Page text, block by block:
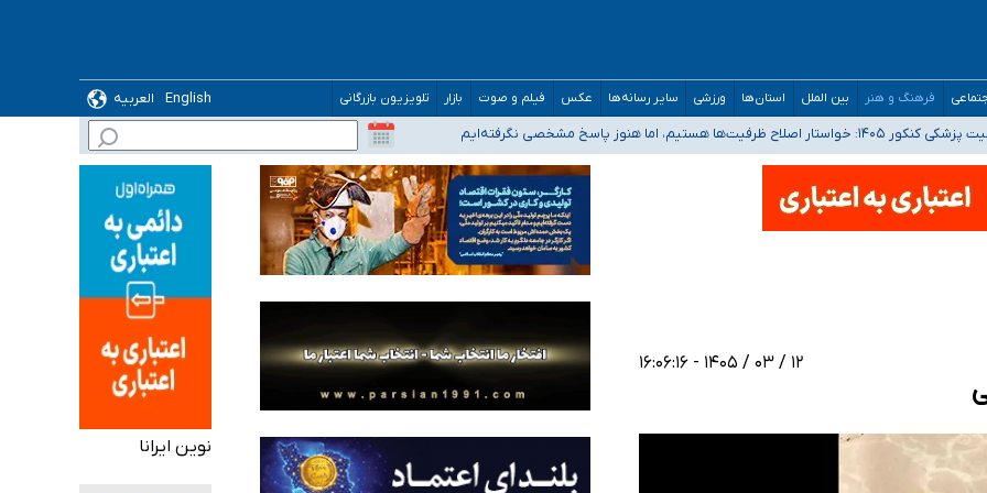
فرهنگ و هنر بین الملل استان‌ها ورزشی سایر رسانه‌ها عکس فیلم و صوت بازار تلویزیون بازرگانی English
العربیه
اما هنوز پاسخ مشخصی نگرفته‌ایم
فرماندهی صحنه عملیات و دکترای تخصصی جغرافیای نظامی دافوس آجا
و کرمان بالاتر از آستانه هشدار
۱۲ / ۰۳ / ۱۴۰۵ - ۱۶:۰۶:۱۶
نوین ایرانا